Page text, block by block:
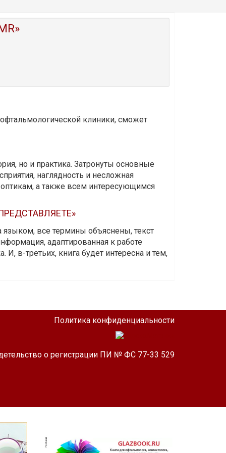
клиники, сможет
но и практика. Затронуты основные
наглядность и несложная
а также всем интересующимся
языком, все термины объяснены, текст
адаптированная к работе
в-третьих, книга будет интересна и тем,
Политика конфиденциальности
о регистрации ПИ № ФС 77-33 529